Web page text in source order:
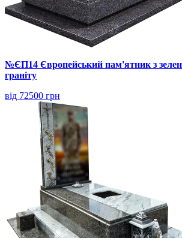
№ЄП14 Європейський пам'ятник з
граніту
від 72500 грн